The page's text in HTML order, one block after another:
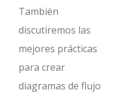
También
discutiremos las
mejores prácticas
para crear
diagramas de flujo